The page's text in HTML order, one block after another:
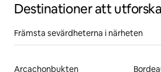
Destinationer att utforska
Främsta sevärdheterna i närheten
Arcachonbukten